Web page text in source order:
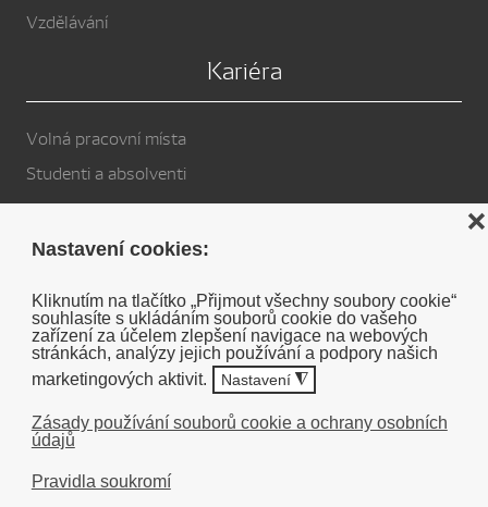
Nastavení cookies:
Kliknutím na tlačítko „Přijmout všechny soubory cookie“
souhlasíte s ukládáním souborů cookie do vašeho
zařízení za účelem zlepšení navigace na webových
stránkách, analýzy jejich používání a podpory našich
marketingových aktivit.
Nastavení ◮
Zásady používání souborů cookie a ochrany osobních
údajů
Pravidla soukromí
❌
Vzdělávání
Kariéra
Volná pracovní místa
Studenti a absolventi
Cookies
Soukromé prohlášení o vyloučení odpovědnosti DENSO